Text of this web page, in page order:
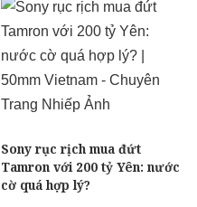
Sony rục rịch mua đứt
Tamron với 200 tỷ Yên: nước
cờ quá hợp lý?